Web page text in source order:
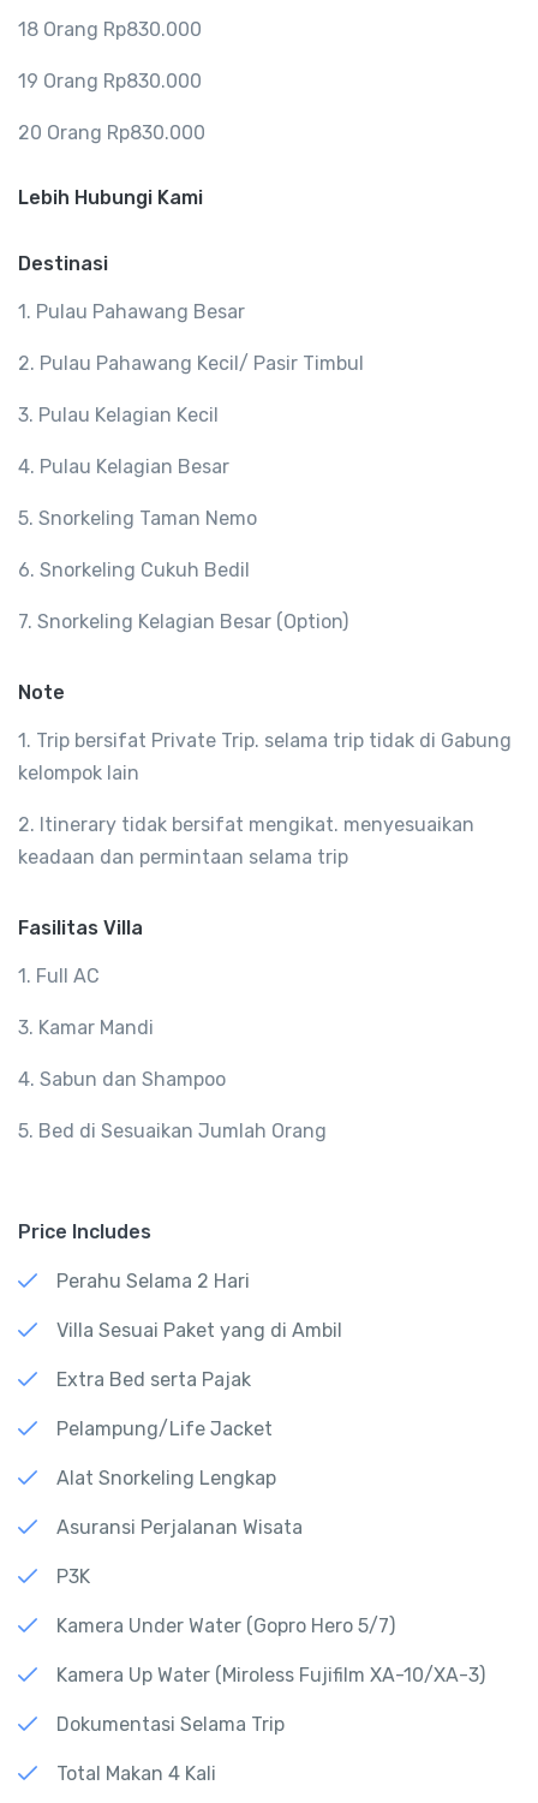
18 Orang Rp830.000
19 Orang Rp830.000
20 Orang Rp830.000
Lebih Hubungi Kami
Destinasi
1. Pulau Pahawang Besar
2. Pulau Pahawang Kecil/ Pasir Timbul
3. Pulau Kelagian Kecil
4. Pulau Kelagian Besar
5. Snorkeling Taman Nemo
6. Snorkeling Cukuh Bedil
7. Snorkeling Kelagian Besar (Option)
Note
1. Trip bersifat Private Trip. selama trip tidak di Gabung
kelompok lain
2. Itinerary tidak bersifat mengikat. menyesuaikan
keadaan dan permintaan selama trip
Fasilitas Villa
1. Full AC
3. Kamar Mandi
4. Sabun dan Shampoo
5. Bed di Sesuaikan Jumlah Orang
Price Includes
Perahu Selama 2 Hari
Villa Sesuai Paket yang di Ambil
Extra Bed serta Pajak
Pelampung/Life Jacket
Alat Snorkeling Lengkap
Asuransi Perjalanan Wisata
P3K
Kamera Under Water (Gopro Hero 5/7)
Kamera Up Water (Miroless Fujifilm XA-10/XA-3)
Dokumentasi Selama Trip
Total Makan 4 Kali